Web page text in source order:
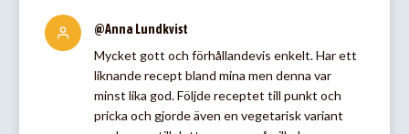
@Anna Lundkvist
Mycket gott och förhållandevis enkelt. Har ett
liknande recept bland mina men denna var
minst lika god. Följde receptet till punkt och
pricka och gjorde även en vegetarisk variant